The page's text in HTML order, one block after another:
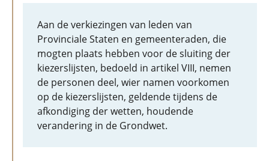
Aan de verkiezingen van leden van
Provinciale Staten en gemeenteraden, die
mogten plaats hebben voor de sluiting der
kiezerslijsten, bedoeld in artikel VIII, nemen
de personen deel, wier namen voorkomen
op de kiezerslijsten, geldende tijdens de
afkondiging der wetten, houdende
verandering in de Grondwet.